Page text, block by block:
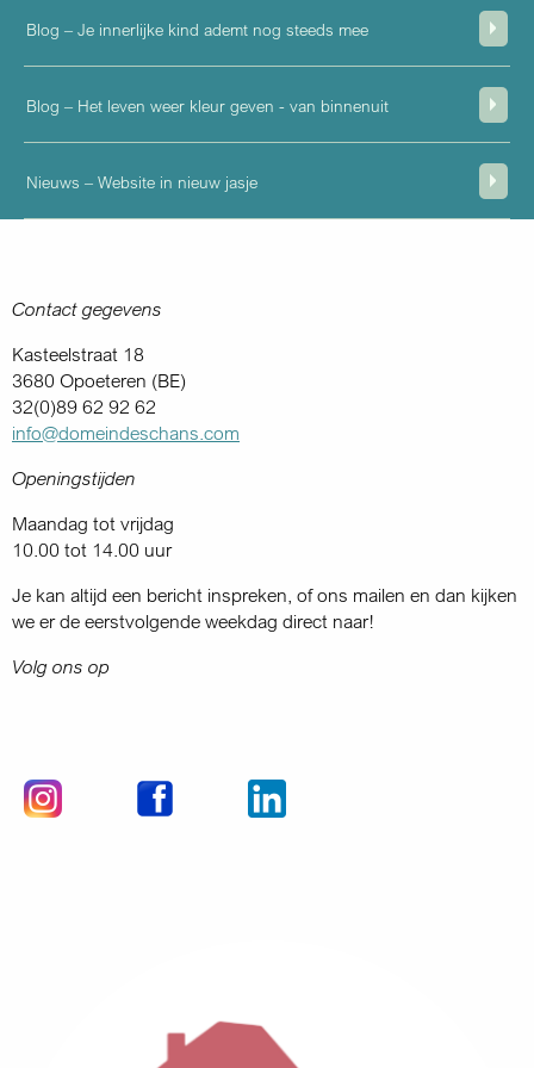
Blog – Je innerlijke kind ademt nog steeds mee
Blog – Het leven weer kleur geven - van binnenuit
Nieuws – Website in nieuw jasje
Contact gegevens
Kasteelstraat 18
3680 Opoeteren (BE)
32(0)89 62 92 62
info@domeindeschans.com
Openingstijden
Maandag tot vrijdag
10.00 tot 14.00 uur
Je kan altijd een bericht inspreken, of ons mailen en dan kijken
we er de eerstvolgende weekdag direct naar!
Volg ons op